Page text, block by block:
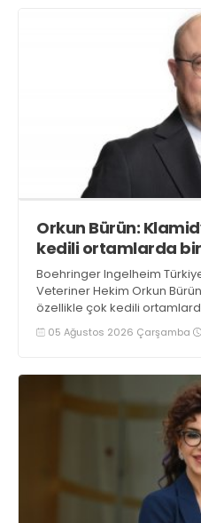
Orkun Bürün:
kedili ortamlarda
etkileyebilir
Boehringer Ingelheim
Veteriner Hekim Orkun
özellikle çok kedili
ötesine geçerek birden
tabloya dönüşebilir’ dedi
05 Ağustos 2026 Çarşamba